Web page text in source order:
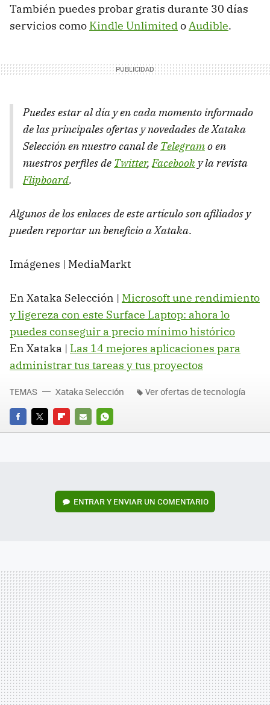
También puedes probar gratis durante 30 días
servicios como Kindle UnlimitedoAudible.
Puedes estar al día y en cada momento informado
de las principales ofertas y novedades de Xataka
Selección en nuestro canal de Telegramo en
nuestros perfiles de Twitter,Facebook y la revista
Flipboard.
Algunos de los enlaces de este artículo son afiliados y
pueden reportar un beneficio a Xataka.
Imágenes | MediaMarkt
En Xataka Selección | Microsoft une rendimiento
y ligereza con este Surface Laptop: ahora lo
puedes conseguir a precio mínimo histórico
En Xataka | Las 14 mejores aplicaciones para
administrar tus tareas y tus proyectos
FACEBOOK
TWITTERFLIPBOARD
E-
WHATSAPP
TEMAS Xataka Selección Ver ofertas de tecnología
ENTRAR Y ENVIAR UN COMENTARIO